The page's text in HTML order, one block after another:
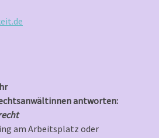
antworten:
am Arbeitsplatz oder